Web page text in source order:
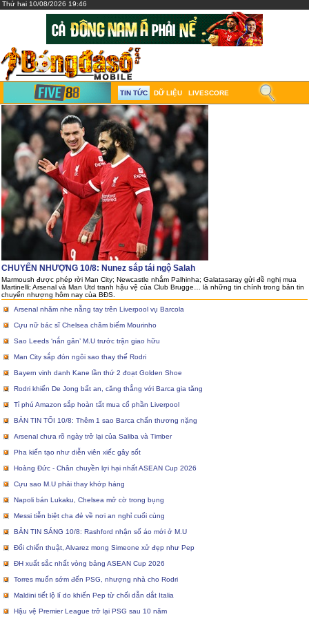
Thứ hai 10/08/2026 19:46
TIN TỨC DỮ LIỆU LIVESCORE
CHUYỂN NHƯỢNG 10/8: Nunez sắp tái ngộ Salah
Marmoush được phép rời Man City; Newcastle nhắm Palhinha; Galatasaray gửi đề nghị mua
Martinelli; Arsenal và Man Utd tranh hậu vệ của Club Brugge… là những tin chính trong bản tin
chuyển nhượng hôm nay của BĐS.
Arsenal nhăm nhe nẫng tay trên Liverpool vụ Barcola
Cựu nữ bác sĩ Chelsea châm biếm Mourinho
Sao Leeds ‘nắn gân’ M.U trước trận giao hữu
Man City sắp đón ngôi sao thay thế Rodri
Bayern vinh danh Kane lần thứ 2 đoạt Golden Shoe
Rodri khiến De Jong bất an, căng thẳng với Barca gia tăng
Tỉ phú Amazon sắp hoàn tất mua cổ phần Liverpool
BẢN TIN TỐI 10/8: Thêm 1 sao Barca chấn thương nặng
Arsenal chưa rõ ngày trở lại của Saliba và Timber
Pha kiến tạo như diễn viên xiếc gây sốt
Hoàng Đức - Chân chuyền lợi hại nhất ASEAN Cup 2026
Cựu sao M.U phải thay khớp háng
Napoli bán Lukaku, Chelsea mở cờ trong bụng
Messi tiễn biệt cha đẻ về nơi an nghỉ cuối cùng
BẢN TIN SÁNG 10/8: Rashford nhận số áo mới ở M.U
Đổi chiến thuật, Alvarez mong Simeone xử đẹp như Pep
ĐH xuất sắc nhất vòng bảng ASEAN Cup 2026
Torres muốn sớm đến PSG, nhượng nhà cho Rodri
Maldini tiết lộ lí do khiến Pep từ chối dẫn dắt Italia
Hậu vệ Premier League trở lại PSG sau 10 năm